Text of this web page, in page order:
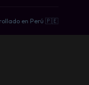
en Perú 🇵🇪